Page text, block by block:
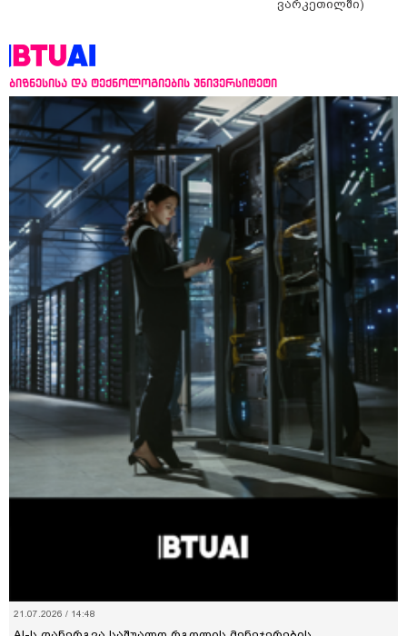
ვარკეთილში)
ბიზნესისა და ტექნოლოგიების უნივერსიტეტი
21.07.2026 / 14:48